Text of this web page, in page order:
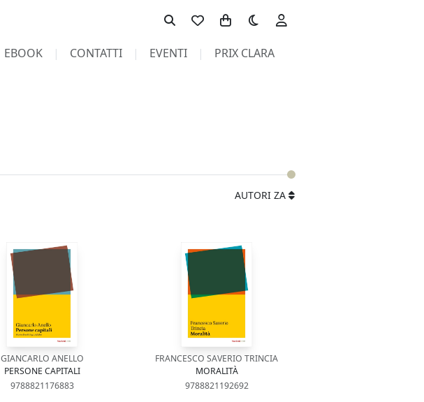
Toggle theme
EBOOK CONTATTI EVENTI PRIX CLARA
AUTORI ZA
GIANCARLO ANELLO
PERSONE CAPITALI
9788821176883
FRANCESCO SAVERIO TRINCIA
MORALITÀ
9788821192692